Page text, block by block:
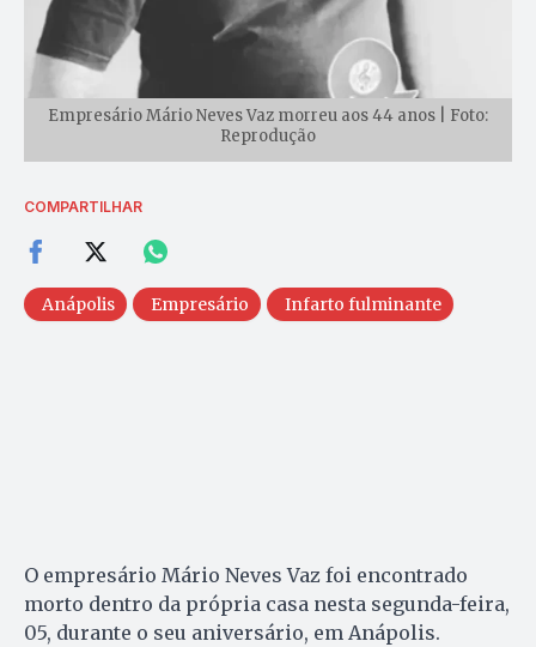
Empresário Mário Neves Vaz morreu aos 44 anos | Foto:
Reprodução
COMPARTILHAR
Anápolis Empresário Infarto fulminante
O empresário Mário Neves Vaz foi encontrado
morto dentro da própria casa nesta segunda-feira,
05, durante o seu aniversário, em Anápolis.